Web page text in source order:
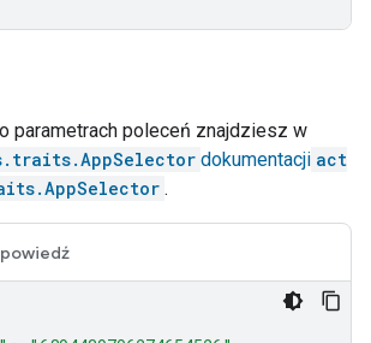
parametrach poleceń znajdziesz w
dokumentacji act
.